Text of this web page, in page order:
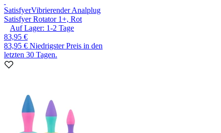
SatisfyerVibrierender Analplug
Satisfyer Rotator 1+, Rot
Auf Lager: 1-2 Tage
83,95 €
83,95 € Niedrigster Preis in den
letzten 30 Tagen.